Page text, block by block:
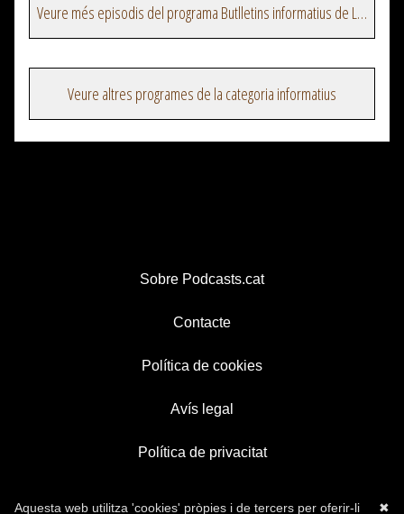
Veure més episodis del programa Butlletins informatius de La Xarxa
Veure altres programes de la categoria informatius
Sobre Podcasts.cat
Contacte
Política de cookies
Avís legal
Política de privacitat
✖
Aquesta web utilitza 'cookies' pròpies i de tercers per oferir-li